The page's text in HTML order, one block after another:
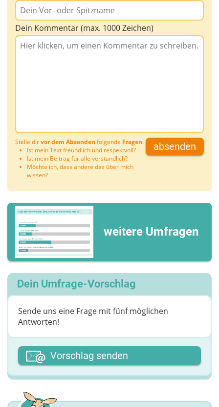
Dein Kommentar (max. 1000 Zeichen)
Stelle dirvor dem Absenden folgende Fragen:
Ist mein Text freundlich und respektvoll?
Ist mein Beitrag für alle verständlich?
Möchte ich, dass andere das über mich
wissen?
absenden
weitere Umfragen
Dein Umfrage-Vorschlag
Sende uns eine Frage mit fünf möglichen
Antworten!
Dein Vor- oder Spitzname
Deine Nachricht
Vorschlag senden